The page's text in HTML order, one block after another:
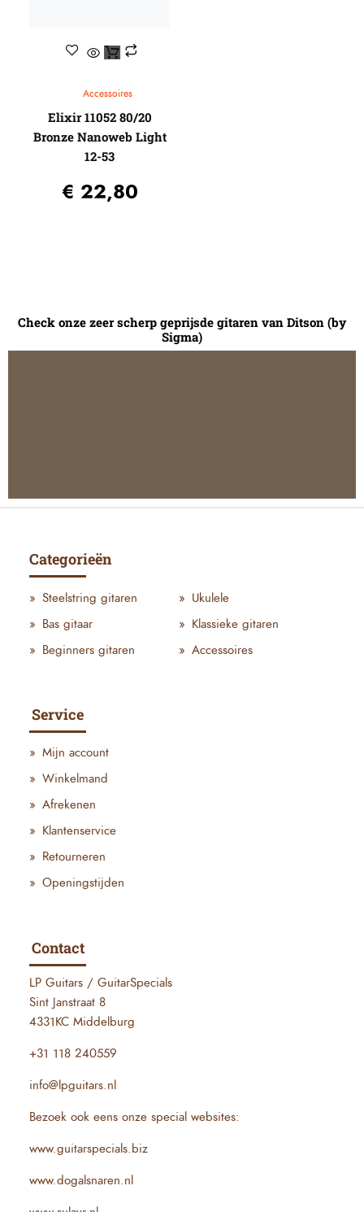
Accessoires
Elixir 11052 80/20
Bronze Nanoweb Light
12-53
€ 22,80
Check onze zeer scherp geprijsde gitaren van Ditson (by
Sigma)
Categorieën
Steelstring gitaren
Ukulele
Bas gitaar
Klassieke gitaren
Beginners gitaren
Accessoires
Service
Mijn account
Winkelmand
Afrekenen
Klantenservice
Retourneren
Openingstijden
Contact
LP Guitars / GuitarSpecials
Sint Janstraat 8
4331KC Middelburg
+31 118 240559
info@lpguitars.nl
Bezoek ook eens onze special websites:
www.guitarspecials.biz
www.dogalsnaren.nl